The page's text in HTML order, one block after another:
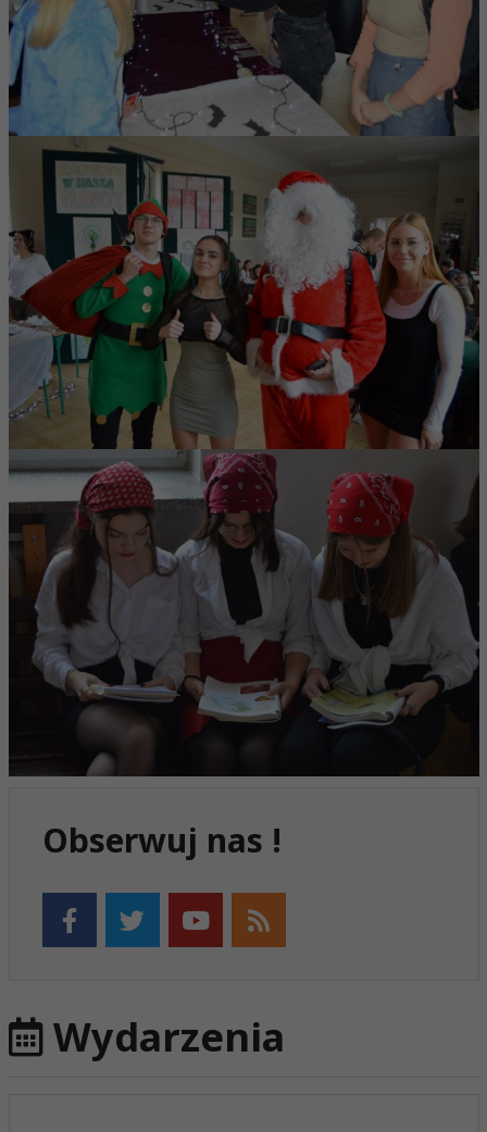
Obserwuj nas !
Wydarzenia